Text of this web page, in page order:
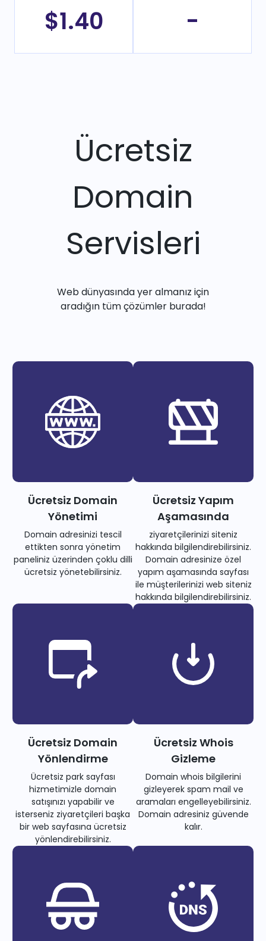
$1.40 -
Ücretsiz
Domain
Servisleri
Web dünyasında yer almanız için
aradığın tüm çözümler burada!
Ücretsiz Domain
Yönetimi
Domain adresinizi tescil
ettikten sonra yönetim
paneliniz üzerinden çoklu dilli
ücretsiz yönetebilirsiniz.
Ücretsiz Yapım
Aşamasında
ziyaretçilerinizi siteniz
hakkında bilgilendirebilirsiniz.
Domain adresinize özel
yapım aşamasında sayfası
ile müşterilerinizi web siteniz
hakkında bilgilendirebilirsiniz.
Ücretsiz Domain
Yönlendirme
Ücretsiz park sayfası
hizmetimizle domain
satışınızı yapabilir ve
isterseniz ziyaretçileri başka
bir web sayfasına ücretsiz
yönlendirebilirsiniz.
Ücretsiz Whois
Gizleme
Domain whois bilgilerini
gizleyerek spam mail ve
aramaları engelleyebilirsiniz.
Domain adresiniz güvende
kalır.